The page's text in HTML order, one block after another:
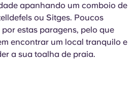
apanhando um comboio de
ou Sitges. Poucos
estas paragens, pelo que
encontrar um local tranquilo e
a sua toalha de praia.